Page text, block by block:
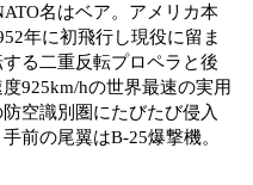
名はベア。アメリカ本
年に初飛行し現役に留ま
る二重反転プロペラと後
925km/hの世界最速の実用
空識別圏にたびたび侵入
前の尾翼はB-25爆撃機。